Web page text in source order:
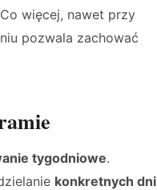
więcej, nawet przy
pozwala zachować
tygodniowe.
konkretnych dni